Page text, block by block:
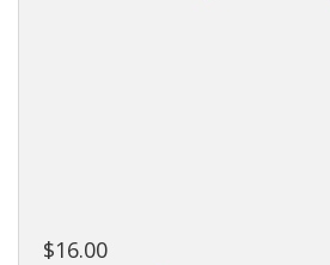
$16.00